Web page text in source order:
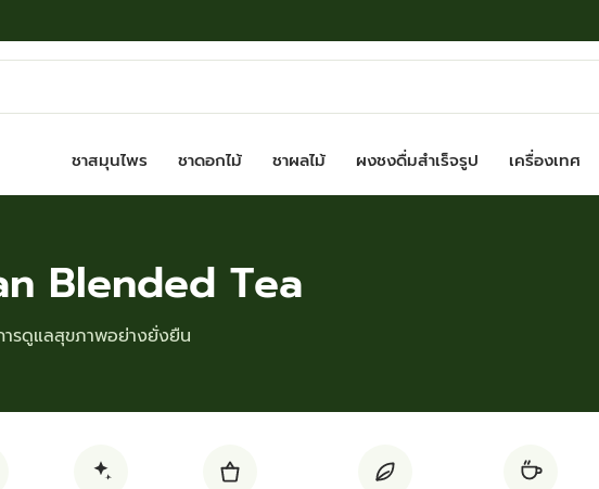
ชาสมุนไพร ชาดอกไม้ ชาผลไม้ ผงชงดื่มสำเร็จรูป เครื่องเทศ
Blended Tea
รดูแลสุขภาพอย่างยั่งยืน